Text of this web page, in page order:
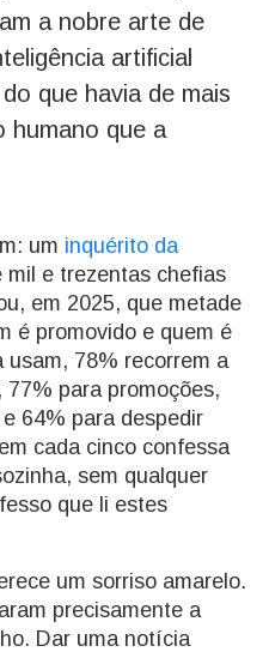
a nobre arte de
artificial
que havia de mais
humano que a
um inquérito da
mil e trezentas chefias
em 2025, que metade
é promovido e quem é
usam, 78% recorrem a
para promoções,
64% para despedir
cada cinco confessa
sem qualquer
que li estes
um sorriso amarelo.
precisamente a
Dar uma notícia